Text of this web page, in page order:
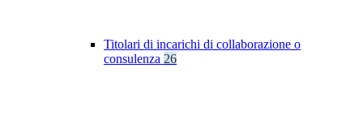
Titolari di incarichi di collaborazione o
consulenza 26